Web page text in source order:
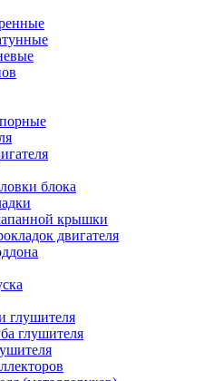
блока
крышки
двигателя
глушителя
глушителя